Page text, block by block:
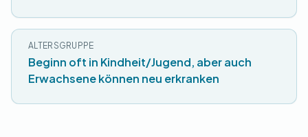
ALTERSGRUPPE
Beginn oft in Kindheit/Jugend, aber auch
Erwachsene können neu erkranken